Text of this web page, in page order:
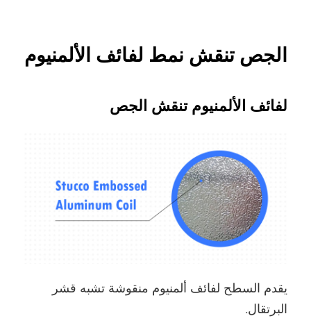
الجص تنقش نمط لفائف الألمنيوم
لفائف الألمنيوم تنقش الجص
يقدم السطح لفائف ألمنيوم منقوشة تشبه قشر
البرتقال.